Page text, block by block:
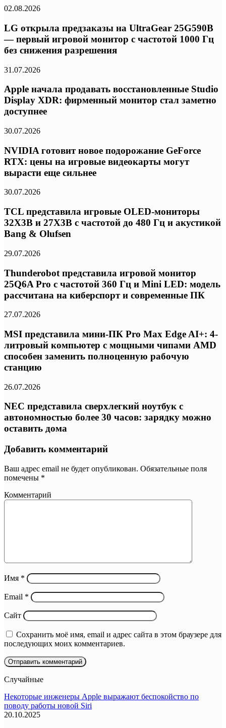
02.08.2026
LG открыла предзаказы на UltraGear 25G590B
— первый игровой монитор с частотой 1000 Гц
без снижения разрешения
31.07.2026
Apple начала продавать восстановленные Studio
Display XDR: фирменный монитор стал заметно
доступнее
30.07.2026
NVIDIA готовит новое подорожание GeForce
RTX: цены на игровые видеокарты могут
вырасти еще сильнее
30.07.2026
TCL представила игровые OLED-мониторы
32X3B и 27X3B с частотой до 480 Гц и акустикой
Bang & Olufsen
29.07.2026
Thunderobot представила игровой монитор
25Q6A Pro с частотой 360 Гц и Mini LED: модель
рассчитана на киберспорт и современные ПК
27.07.2026
MSI представила мини-ПК Pro Max Edge AI+: 4-
литровый компьютер с мощными чипами AMD
способен заменить полноценную рабочую
станцию
26.07.2026
NEC представила сверхлегкий ноутбук с
автономностью более 30 часов: зарядку можно
оставить дома
Добавить комментарий
Ваш адрес email не будет опубликован. Обязательные поля
помечены *
Комментарий
Имя *
Email *
Сайт
Сохранить моё имя, email и адрес сайта в этом браузере для
последующих моих комментариев.
Случайные
Некоторые инженеры Apple выражают беспокойство по
поводу работы новой Siri
20.10.2025